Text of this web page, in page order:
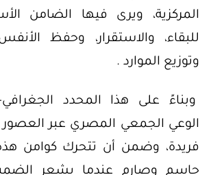
المركزية، ويرى فيها الضامن
للبقاء، والاستقرار، وحفظ
وتوزيع الموارد .
وبناءً على هذا المحدد الجغرافي-
الوعي الجمعي المصري عبر العصور
فريدة، وضمن أن تتحرك كوامن هذه
حاسم وصارم عندما يشعر